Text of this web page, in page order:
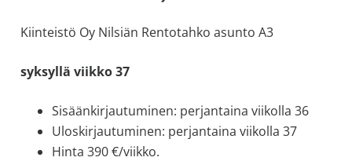
Kiinteistö Oy Nilsiän Rentotahko asunto A3
syksyllä viikko 37
Sisäänkirjautuminen: perjantaina viikolla 36
Uloskirjautuminen: perjantaina viikolla 37
Hinta 390 €/viikko.